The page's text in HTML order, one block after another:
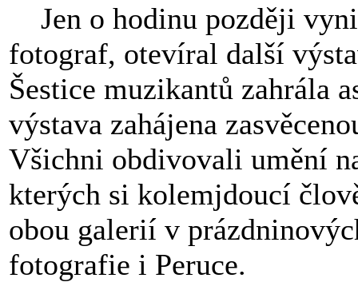
Jen o hodinu později
fotograf, otevíral další
Šestice muzikantů zahrála
výstava zahájena
Všichni obdivovali umění
kterých si kolemjdoucí
obou galerií v
fotografie i Peruce.